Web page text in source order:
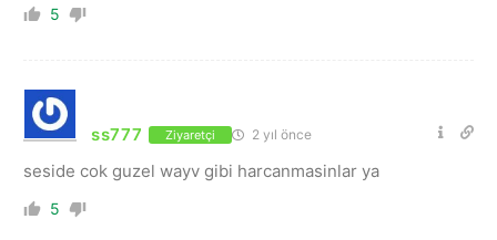
5
ss777 Ziyaretçi 2 yıl önce
seside cok guzel wayv gibi harcanmasinlar ya
5